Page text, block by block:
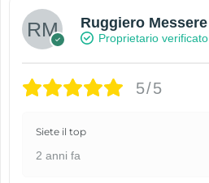
Ruggiero Messere
Proprietario verificato
5/5
Siete il top
2 anni fa